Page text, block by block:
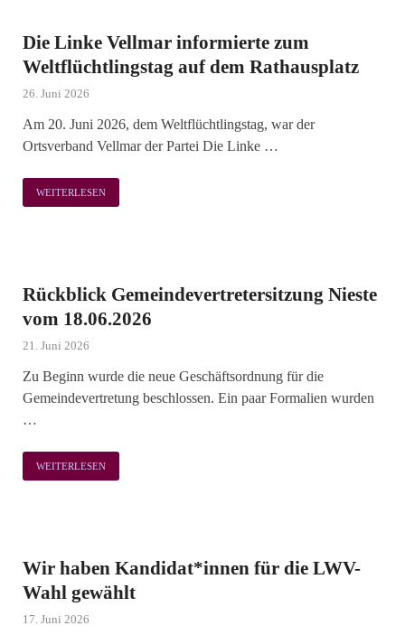
Die Linke Vellmar informierte zum
Weltflüchtlingstag auf dem Rathausplatz
26. Juni 2026
Am 20. Juni 2026, dem Weltflüchtlingstag, war der
Ortsverband Vellmar der Partei Die Linke …
WEITERLESEN
Rückblick Gemeindevertretersitzung Nieste
vom 18.06.2026
21. Juni 2026
Zu Beginn wurde die neue Geschäftsordnung für die
Gemeindevertretung beschlossen. Ein paar Formalien wurden
…
WEITERLESEN
Wir haben Kandidat*innen für die LWV-
Wahl gewählt
17. Juni 2026